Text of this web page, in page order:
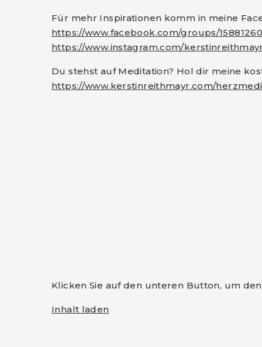
Für mehr Inspirationen komm in meine
https://www.facebook.com/groups/
https://www.instagram.com/
Du stehst auf Meditation? Hol dir meine
https://www.kerstinreithmayr.com/
Klicken Sie auf den unteren Button, um
Inhalt laden